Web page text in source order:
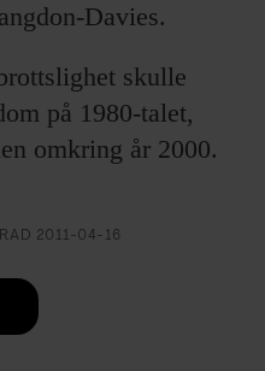
Davies.
skulle
på 1980-talet,
omkring år 2000.
2011-04-16